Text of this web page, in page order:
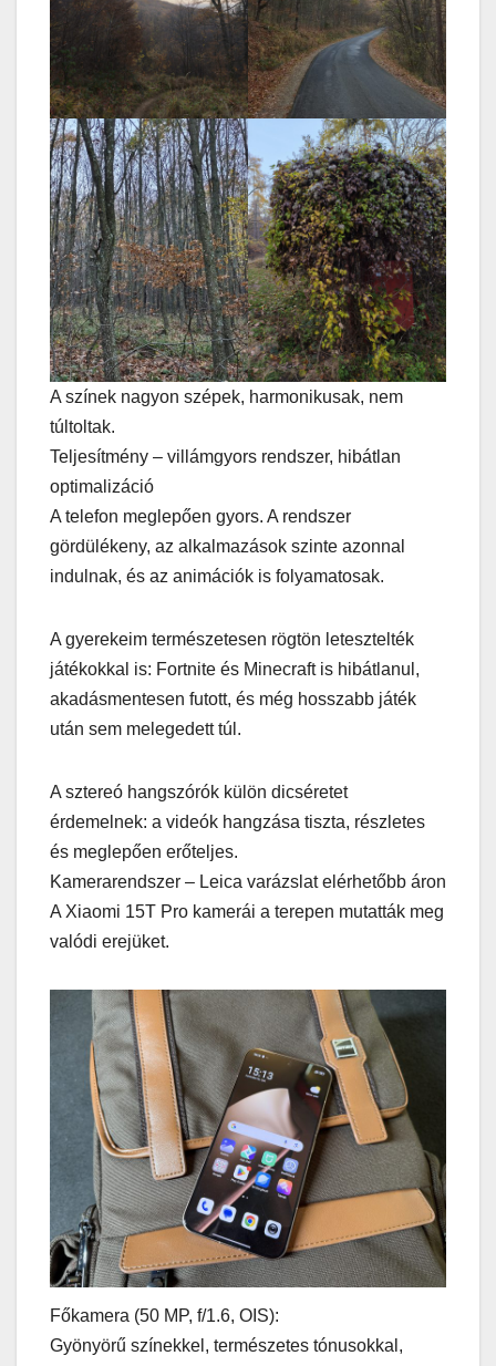
A színek nagyon szépek, harmonikusak, nem
túltoltak.
Teljesítmény – villámgyors rendszer, hibátlan
optimalizáció
A telefon meglepően gyors. A rendszer
gördülékeny, az alkalmazások szinte azonnal
indulnak, és az animációk is folyamatosak.
A gyerekeim természetesen rögtön letesztelték
játékokkal is: Fortnite és Minecraft is hibátlanul,
akadásmentesen futott, és még hosszabb játék
után sem melegedett túl.
A sztereó hangszórók külön dicséretet
érdemelnek: a videók hangzása tiszta, részletes
és meglepően erőteljes.
Kamerarendszer – Leica varázslat elérhetőbb áron
A Xiaomi 15T Pro kamerái a terepen mutatták meg
valódi erejüket.
Főkamera (50 MP, f/1.6, OIS):
Gyönyörű színekkel, természetes tónusokkal,